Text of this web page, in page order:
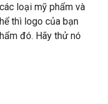
loại mỹ phẩm và
thì logo của bạn
đó. Hãy thử nó